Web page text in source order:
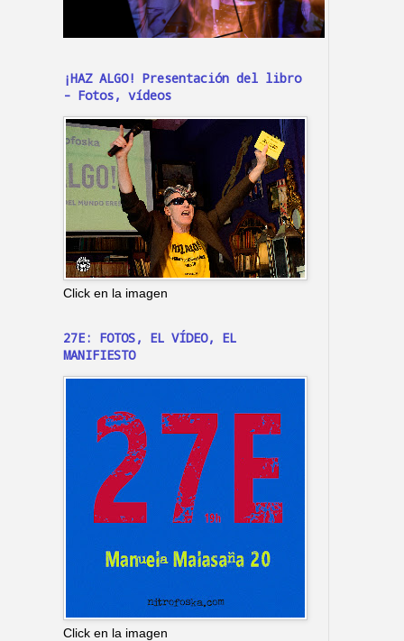
¡HAZ ALGO! Presentación del libro
- Fotos, vídeos
Click en la imagen
27E: FOTOS, EL VÍDEO, EL
MANIFIESTO
Click en la imagen